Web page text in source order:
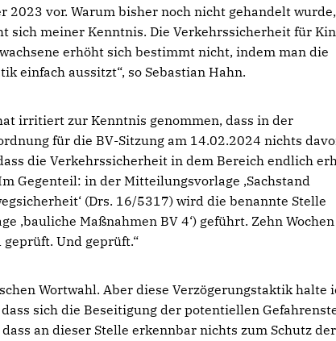
2023 vor. Warum bisher noch nicht gehandelt wurde,
sich meiner Kenntnis. Die Verkehrssicherheit für
erhöht sich bestimmt nicht, indem man die
einfach aussitzt“, so Sebastian Hahn.
irritiert zur Kenntnis genommen, dass in der
für die BV-Sitzung am 14.02.2024 nichts
die Verkehrssicherheit in dem Bereich endlich
Gegenteil: in der Mitteilungsvorlage ‚Sachstand
(Drs. 16/5317) wird die benannte Stelle
‚bauliche Maßnahmen BV 4‘) geführt. Zehn
Und geprüft.“
Wortwahl. Aber diese Verzögerungstaktik halte
sich die Beseitigung der potentiellen
an dieser Stelle erkennbar nichts zum Schutz der